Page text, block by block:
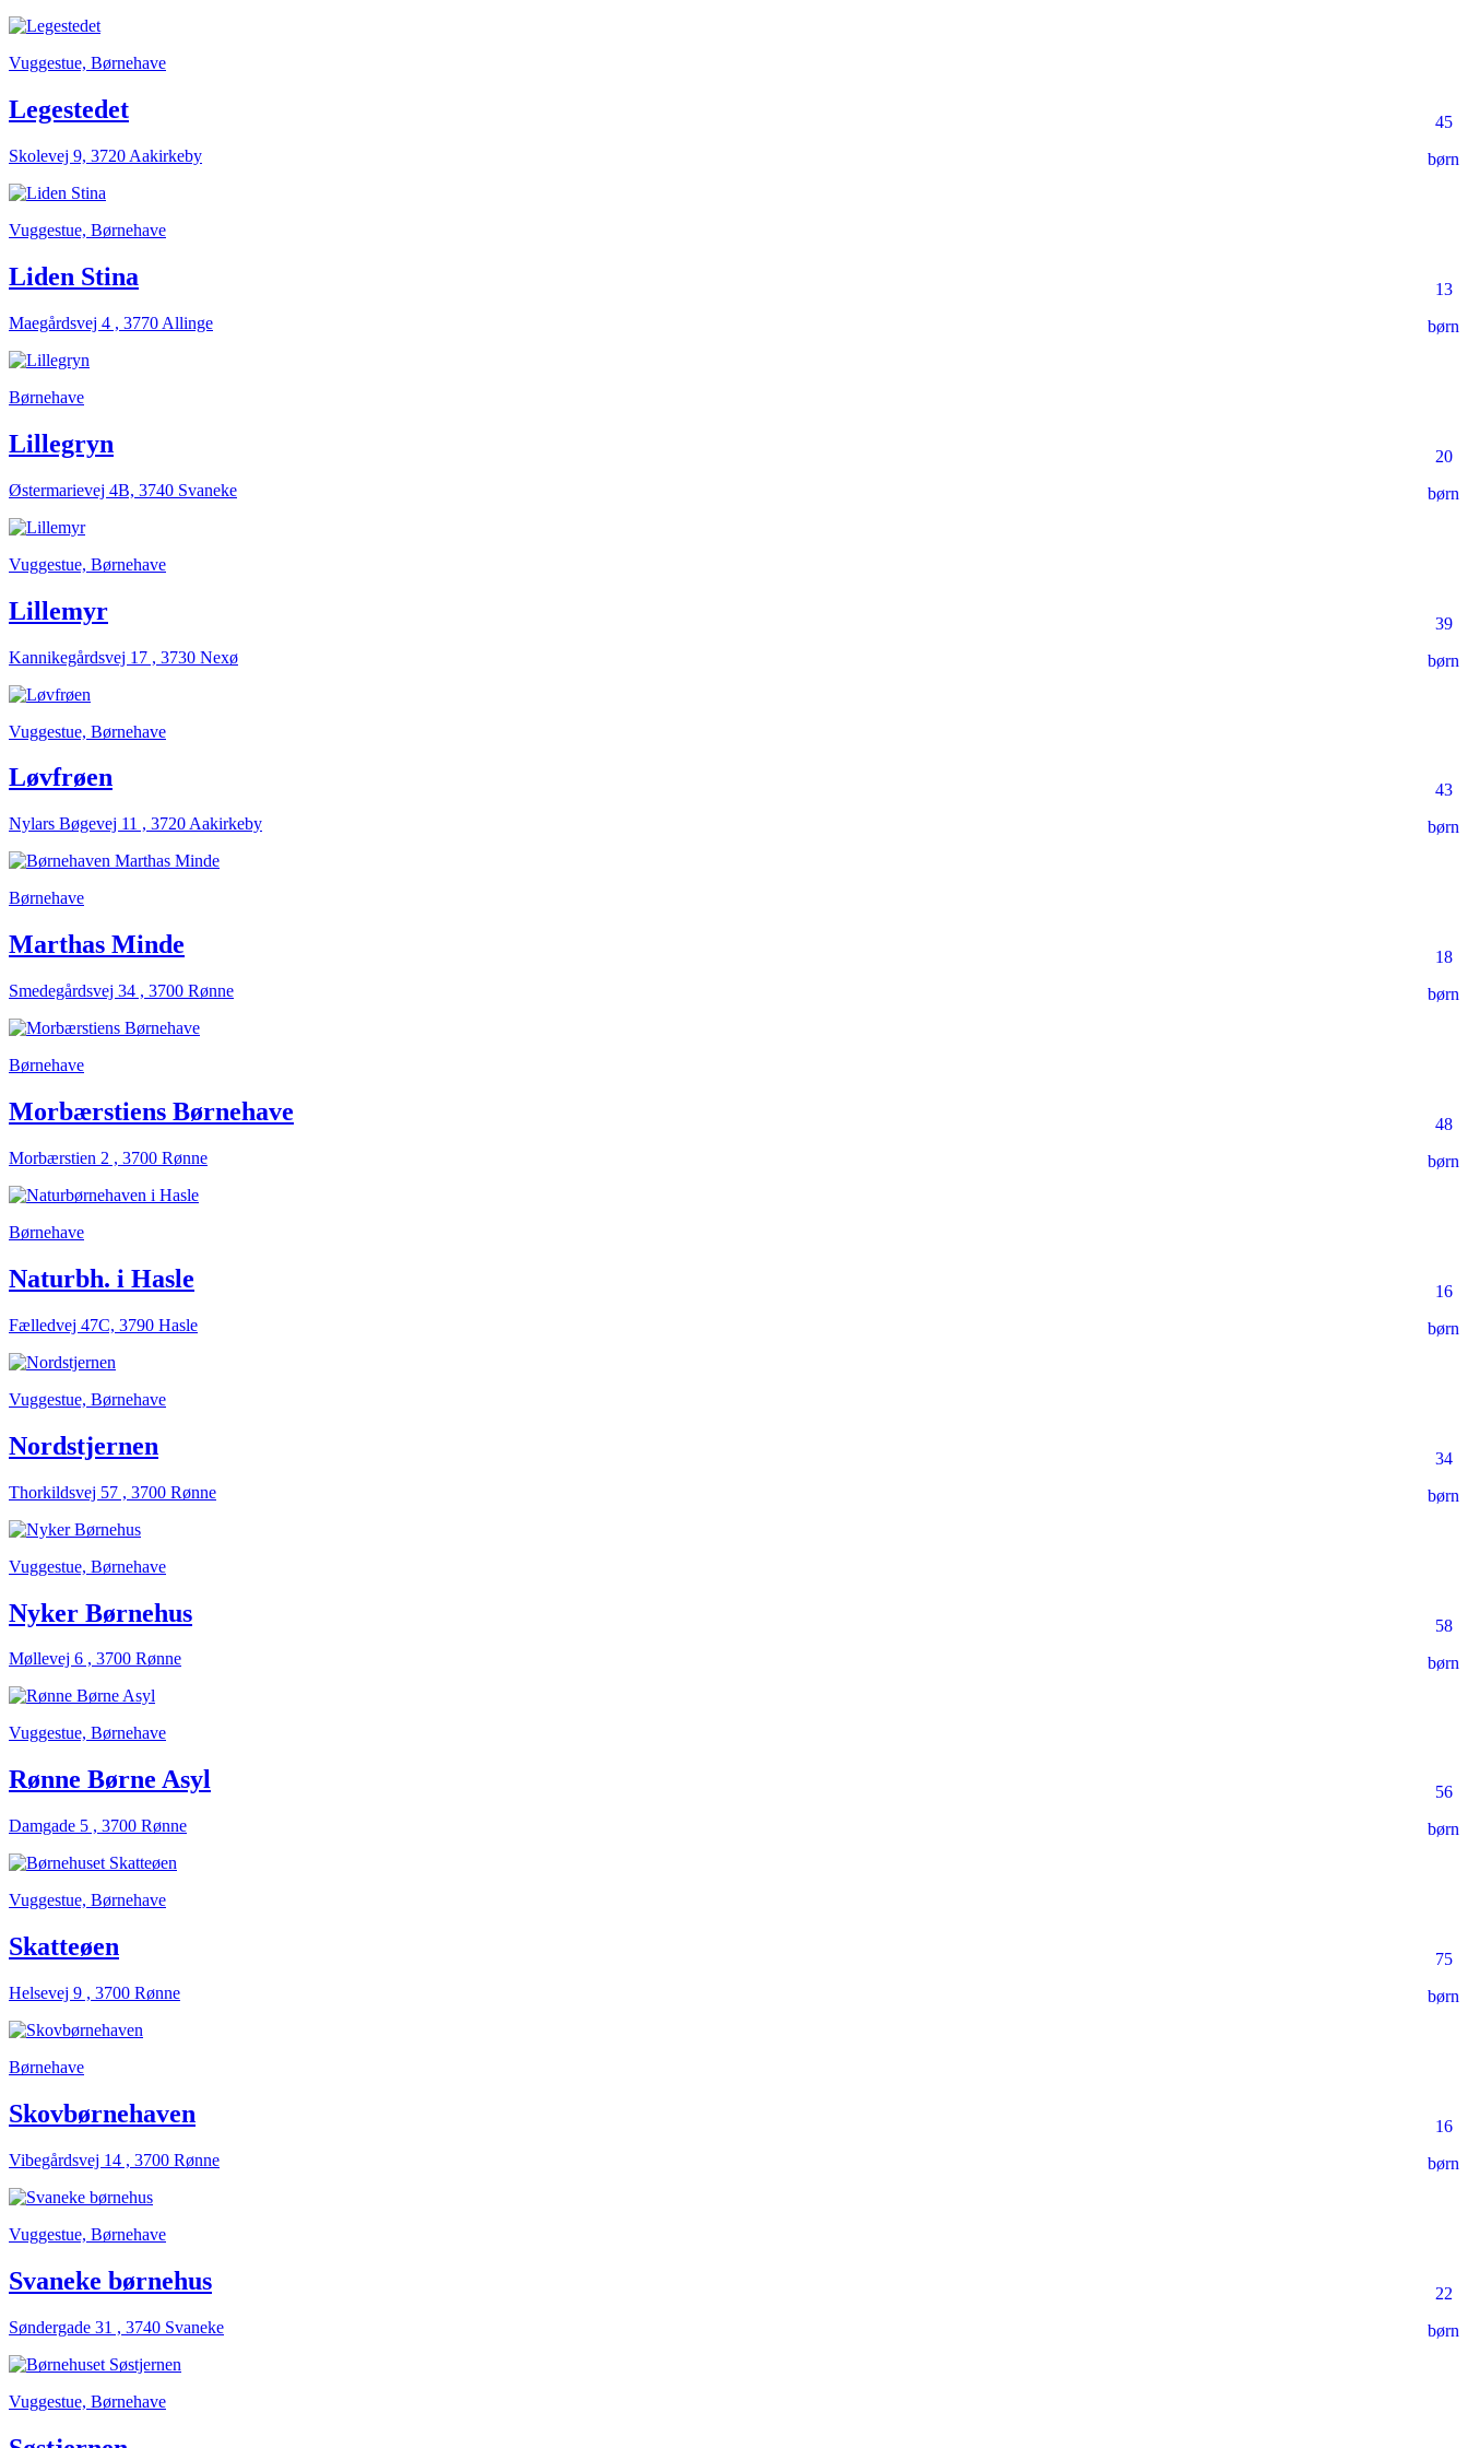
Vuggestue, Børnehave
45
børn
Legestedet
Skolevej 9, 3720 Aakirkeby
Vuggestue, Børnehave
13
børn
Liden Stina
Maegårdsvej 4 , 3770 Allinge
Børnehave
20
børn
Lillegryn
Østermarievej 4B, 3740 Svaneke
Vuggestue, Børnehave
39
børn
Lillemyr
Kannikegårdsvej 17 , 3730 Nexø
Vuggestue, Børnehave
43
børn
Løvfrøen
Nylars Bøgevej 11 , 3720 Aakirkeby
Børnehave
18
børn
Marthas Minde
Smedegårdsvej 34 , 3700 Rønne
Børnehave
48
børn
Morbærstiens Børnehave
Morbærstien 2 , 3700 Rønne
Børnehave
16
børn
Naturbh. i Hasle
Fælledvej 47C, 3790 Hasle
Vuggestue, Børnehave
34
børn
Nordstjernen
Thorkildsvej 57 , 3700 Rønne
Vuggestue, Børnehave
58
børn
Nyker Børnehus
Møllevej 6 , 3700 Rønne
Vuggestue, Børnehave
56
børn
Rønne Børne Asyl
Damgade 5 , 3700 Rønne
Vuggestue, Børnehave
75
børn
Skatteøen
Helsevej 9 , 3700 Rønne
Børnehave
16
børn
Skovbørnehaven
Vibegårdsvej 14 , 3700 Rønne
Vuggestue, Børnehave
22
børn
Svaneke børnehus
Søndergade 31 , 3740 Svaneke
Vuggestue, Børnehave